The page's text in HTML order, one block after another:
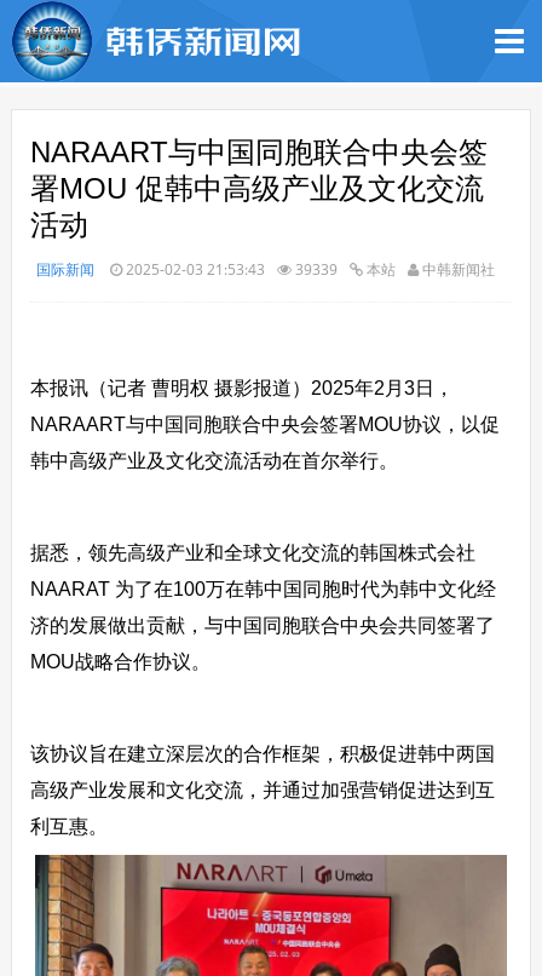
NARAART与中国同胞联合中央会签
署MOU 促韩中高级产业及文化交流
活动
国际新闻 2025-02-03 21:53:43 39339 本站 中韩新闻社
本报讯（记者 曹明权 摄影报道）2025年2月3日，
NARAART与中国同胞联合中央会签署MOU协议，以促
韩中高级产业及文化交流活动在首尔举行。
据悉，领先高级产业和全球文化交流的韩国株式会社
NAARAT 为了在100万在韩中国同胞时代为韩中文化经
济的发展做出贡献，与中国同胞联合中央会共同签署了
MOU战略合作协议。
该协议旨在建立深层次的合作框架，积极促进韩中两国
高级产业发展和文化交流，并通过加强营销促进达到互
利互惠。